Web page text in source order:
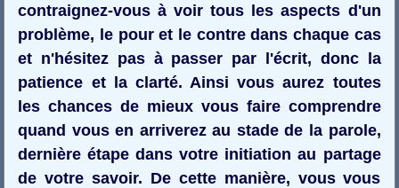
contraignez-vous à voir tous les aspects d'un
problème, le pour et le contre dans chaque cas
et n'hésitez pas à passer par l'écrit, donc la
patience et la clarté. Ainsi vous aurez toutes
les chances de mieux vous faire comprendre
quand vous en arriverez au stade de la parole,
dernière étape dans votre initiation au partage
de votre savoir. De cette manière, vous vous